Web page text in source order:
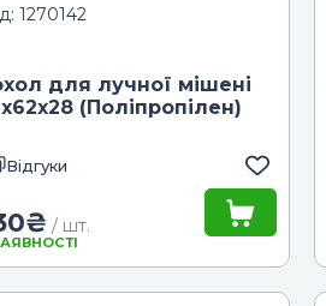
1270142
для лучної мішені
(Поліпропілен)
Відгуки
₴ / шт.